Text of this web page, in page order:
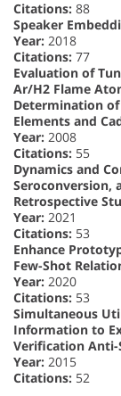
Citations: 88
Speaker
Year: 2018
Citations: 77
Evaluation of
Ar/H2 Flame
Determination
Elements and
Year: 2008
Citations: 55
Dynamics and
Seroconversion,
Retrospective
Year: 2021
Citations: 53
Enhance
Few-Shot
Year: 2020
Citations: 53
Simultaneous
Information to
Verification
Year: 2015
Citations: 52